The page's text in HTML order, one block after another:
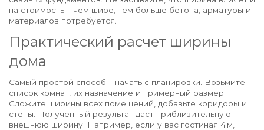
на стоимость – чем шире, тем больше бетона, арматуры и
материалов потребуется.
Практический расчет ширины
дома
Самый простой способ – начать с планировки. Возьмите
список комнат, их назначение и примерный размер.
Сложите ширины всех помещений, добавьте коридоры и
стены. Полученный результат даст приблизительную
внешнюю ширину. Например, если у вас гостиная 4 м,